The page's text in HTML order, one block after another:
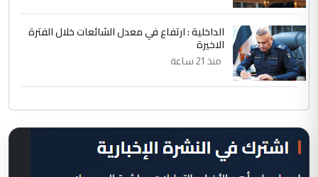
الداخلية : ارتفاع في معدل الشائعات خلال الفترة
الاخيرة
منذ 21 ساعة